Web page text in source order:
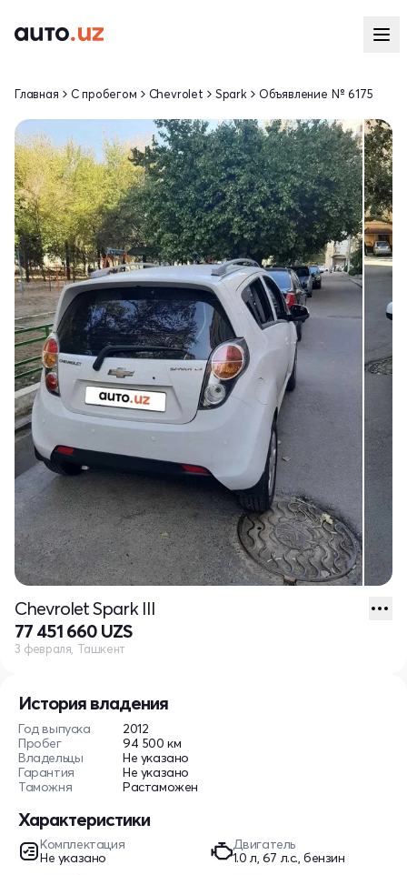
История владения
Год выпуска
2012
Пробег
94 500 км
Владельцы
Не указано
Гарантия
Не указано
Таможня
Растаможен
Характеристики
Комплектация
Не указано
Двигатель
1.0 л, 67 л.с., бензин
Главная С пробегом Chevrolet Spark Объявление № 6175
Chevrolet Spark III
77 451 660 UZS
3 февраля, Ташкент